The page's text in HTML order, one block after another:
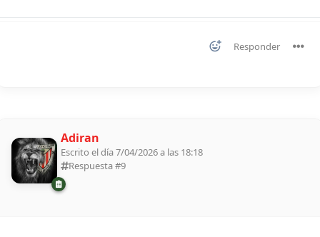
Responder
Adiran
Escrito el día 7/04/2026 a las 18:18
Respuesta #9